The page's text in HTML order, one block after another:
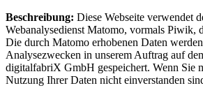
Beschreibung: Diese Webseite verwendet
Webanalysedienst Matomo, vormals Piwik,
Die durch Matomo erhobenen Daten
Analysezwecken in unserem Auftrag auf
digitalfabriX GmbH gespeichert. Wenn Sie
Nutzung Ihrer Daten nicht einverstanden